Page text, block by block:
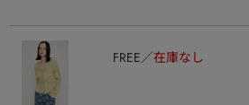
FREE 在庫なし